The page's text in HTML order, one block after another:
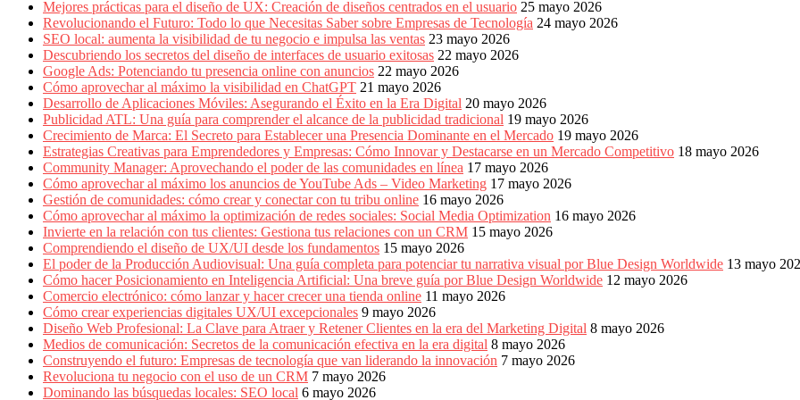
Producción
Gráfica
Colombia.
Mejores prácticas para el diseño de UX: Creación de diseños centrados en el usuario 25 mayo 2026
Revolucionando el Futuro: Todo lo que Necesitas Saber sobre Empresas de Tecnología 24 mayo 2026
SEO local: aumenta la visibilidad de tu negocio e impulsa las ventas 23 mayo 2026
Descubriendo los secretos del diseño de interfaces de usuario exitosas 22 mayo 2026
Google Ads: Potenciando tu presencia online con anuncios 22 mayo 2026
Cómo aprovechar al máximo la visibilidad en ChatGPT 21 mayo 2026
Desarrollo de Aplicaciones Móviles: Asegurando el Éxito en la Era Digital 20 mayo 2026
Publicidad ATL: Una guía para comprender el alcance de la publicidad tradicional 19 mayo 2026
Crecimiento de Marca: El Secreto para Establecer una Presencia Dominante en el Mercado 19 mayo 2026
Estrategias Creativas para Emprendedores y Empresas: Cómo Innovar y Destacarse en un Mercado Competitivo 18 mayo 2026
Community Manager: Aprovechando el poder de las comunidades en línea 17 mayo 2026
Cómo aprovechar al máximo los anuncios de YouTube Ads – Video Marketing 17 mayo 2026
Gestión de comunidades: cómo crear y conectar con tu tribu online 16 mayo 2026
Cómo aprovechar al máximo la optimización de redes sociales: Social Media Optimization 16 mayo 2026
Invierte en la relación con tus clientes: Gestiona tus relaciones con un CRM 15 mayo 2026
Comprendiendo el diseño de UX/UI desde los fundamentos 15 mayo 2026
El poder de la Producción Audiovisual: Una guía completa para potenciar tu narrativa visual por Blue Design Worldwide 13 mayo
Cómo hacer Posicionamiento en Inteligencia Artificial: Una breve guía por Blue Design Worldwide 12 mayo 2026
Comercio electrónico: cómo lanzar y hacer crecer una tienda online 11 mayo 2026
Cómo crear experiencias digitales UX/UI excepcionales 9 mayo 2026
Diseño Web Profesional: La Clave para Atraer y Retener Clientes en la era del Marketing Digital 8 mayo 2026
Medios de comunicación: Secretos de la comunicación efectiva en la era digital 8 mayo 2026
Construyendo el futuro: Empresas de tecnología que van liderando la innovación 7 mayo 2026
Revoluciona tu negocio con el uso de un CRM 7 mayo 2026
Dominando las búsquedas locales: SEO local 6 mayo 2026